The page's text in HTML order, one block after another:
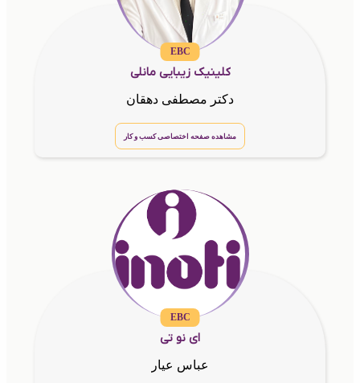
EBC
کلینیک زیبایی مانلی
دکتر مصطفی دهقان
مشاهده صفحه اختصاصی کسب و کار
EBC
ای نو تی
عباس عیار